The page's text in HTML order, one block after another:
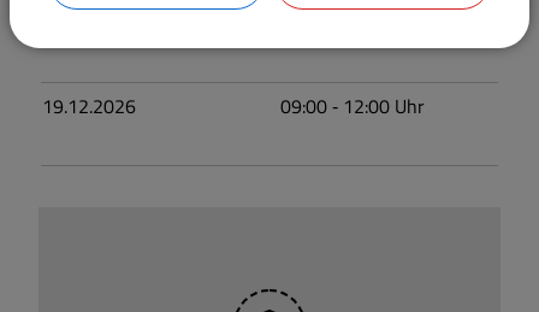
19.12.2026 09:00‐ 12:00 Uhr